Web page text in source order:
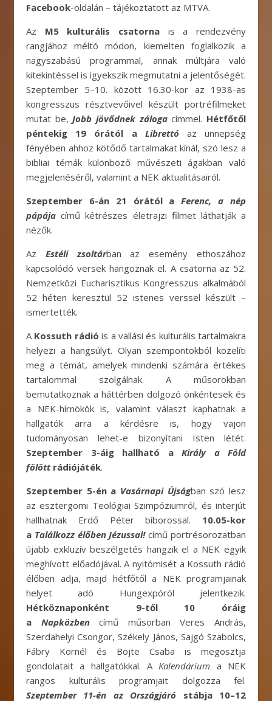
Facebook-oldalán – tájékoztatott az MTVA.
Az M5 kulturális csatorna is a rendezvény
rangjához méltó módon, kiemelten foglalkozik a
nagyszabású programmal, annak múltjára való
kitekintéssel is igyekszik megmutatni a jelentőségét.
Szeptember 5–10. között 16.30-kor az 1938-as
kongresszus résztvevőivel készült portréfilmeket
mutat be, Jobb jövődnek zálogacímmel. Hétfőtől
péntekig 19 órától a Librettó
az ünnepség
fényében ahhoz kötődő tartalmakat kínál, szó lesz a
bibliai témák különböző művészeti ágakban való
megjelenéséről, valamint a NEK aktualitásairól.
Szeptember 6-án 21 órától aFerenc, a nép
pápája című kétrészes életrajzi filmet láthatják a
nézők.
Az
Estéli zsoltárban az esemény ethoszához
kapcsolódó versek hangoznak el. A csatorna az 52.
Nemzetközi Eucharisztikus Kongresszus alkalmából
52 héten keresztül 52 istenes verssel készült –
ismertették.
A Kossuth rádió is a vallási és kulturális tartalmakra
helyezi a hangsúlyt. Olyan szempontokból közelíti
meg a témát, amelyek mindenki számára értékes
tartalommal szolgálnak. A műsorokban
bemutatkoznak a háttérben dolgozó önkéntesek és
a NEK-hírnökök is, valamint választ kaphatnak a
hallgatók arra a kérdésre is, hogy vajon
tudományosan lehet-e bizonyítani Isten létét.
Szeptember 3-áig hallható a Király a Föld
fölöttrádiójáték.
Szeptember 5-én a Vasárnapi Újságban szó lesz
az esztergomi Teológiai Szimpóziumról, és interjút
hallhatnak Erdő Péter bíborossal. 10.05-kor
a Találkozz élőben Jézussal! című portrésorozatban
újabb exkluzív beszélgetés hangzik el a NEK egyik
meghívott előadójával. A nyitómisét a Kossuth rádió
élőben adja, majd hétfőtől a NEK programjainak
helyet adó Hungexpóról jelentkezik.
Hétköznaponként 9-től 10 óráig
a Napközben
című műsorban Veres András,
Szerdahelyi Csongor, Székely János, Sajgó Szabolcs,
Fábry Kornél és Böjte Csaba is megosztja
gondolatait a hallgatókkal. A Kalendárium a NEK
rangos kulturális programjait dolgozza fel.
Szeptember 11-én az Országjáró stábja 10–12